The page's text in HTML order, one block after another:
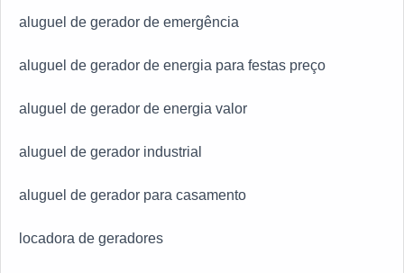
aluguel de gerador de emergência
aluguel de gerador de energia para festas preço
aluguel de gerador de energia valor
aluguel de gerador industrial
aluguel de gerador para casamento
locadora de geradores